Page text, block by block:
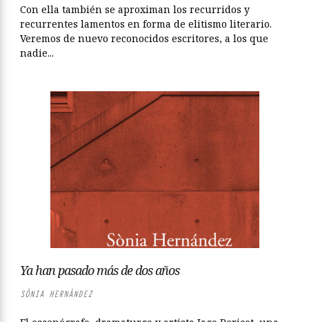
Con ella también se aproximan los recurridos y
recurrentes lamentos en forma de elitismo literario.
Veremos de nuevo reconocidos escritores, a los que
nadie...
Ya han pasado más de dos años
SÒNIA HERNÁNDEZ